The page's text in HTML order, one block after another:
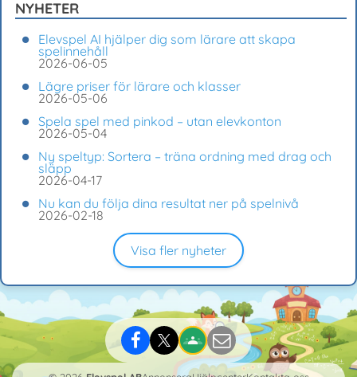
NYHETER
Elevspel AI hjälper dig som lärare att skapa
spelinnehåll
2026-06-05
Lägre priser för lärare och klasser
2026-05-06
Spela spel med pinkod – utan elevkonton
2026-05-04
Ny speltyp: Sortera – träna ordning med drag och
släpp
2026-04-17
Nu kan du följa dina resultat ner på spelnivå
2026-02-18
Visa fler nyheter